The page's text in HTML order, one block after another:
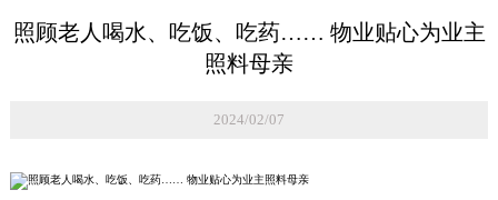
照顾老人喝水、吃饭、吃药…… 物业贴心为业主
照料母亲
2024/02/07